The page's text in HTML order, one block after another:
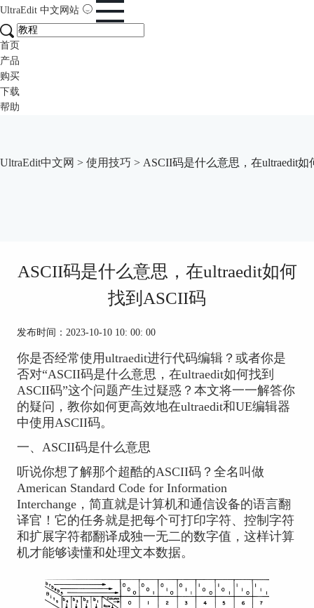
UltraEdit 中文网站
首页
产品
购买
下载
帮助
UltraEdit中文网 > 使用技巧 > ASCII码是什么意思，在ultraedit
ASCII码是什么意思，在ultraedit如何
找到ASCII码
发布时间：2023-10-10 10: 00: 00
你是否经常使用ultraedit进行代码编辑？或者你是
否对“ASCII码是什么意思，在ultraedit如何找到
ASCII码”这个问题产生过疑惑？本文将一一解答你
的疑问，教你如何更高效地在ultraedit和UE编辑器
中使用ASCII码。
一、ASCII码是什么意思
听说你想了解那个超酷的ASCII码？全名叫做
American Standard Code for Information
Interchange，简直就是计算机和通信设备的语言翻
译官！它的任务就是把每个可打印字符、控制字符
和扩展字符都翻译成独一无二的数字值，这样计算
机才能够读懂和处理文本数据。